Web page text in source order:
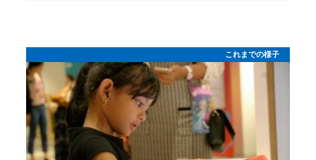
これまでの様子